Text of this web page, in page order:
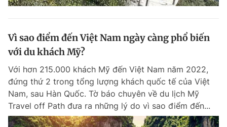
Vì sao điểm đến Việt Nam ngày càng phổ biến
với du khách Mỹ?
Với hơn 215.000 khách Mỹ đến Việt Nam năm 2022,
đứng thứ 2 trong tổng lượng khách quốc tế của Việt
Nam, sau Hàn Quốc. Tờ báo chuyên về du lịch Mỹ
Travel off Path đưa ra những lý do vì sao điểm đến...